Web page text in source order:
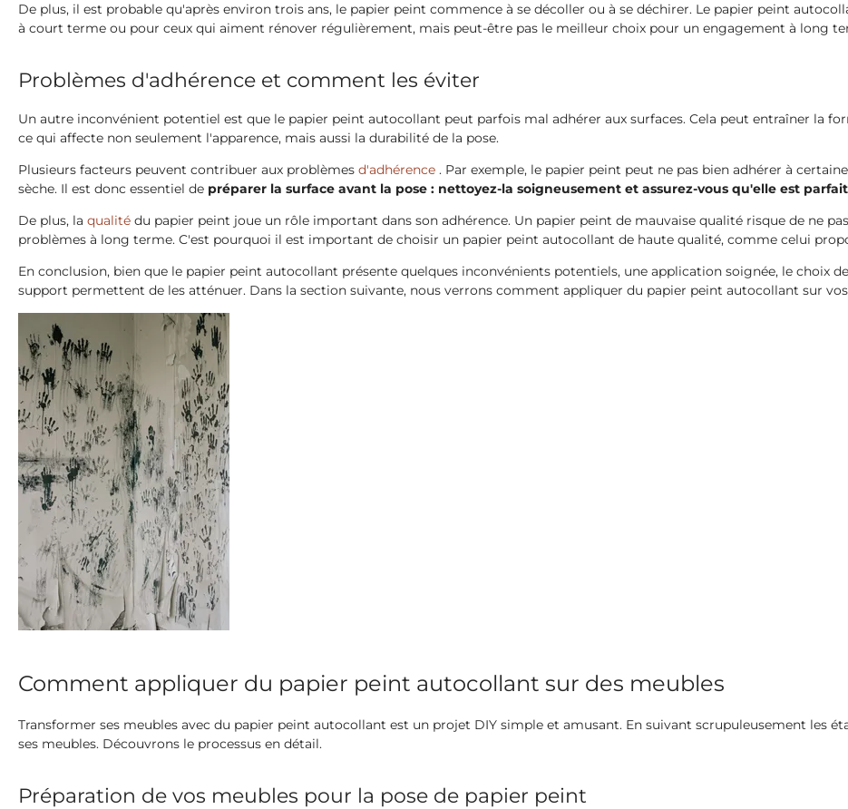
De plus, il est probable qu'après environ trois ans, le papier peint commence à se décoller ou à se déchirer. Le papier peint
à court terme ou pour ceux qui aiment rénover régulièrement, mais peut-être pas le meilleur choix pour un engagement à long
Problèmes d'adhérence et comment les éviter
Un autre inconvénient potentiel est que le papier peint autocollant peut parfois mal adhérer aux surfaces. Cela peut entraîner la
ce qui affecte non seulement l'apparence, mais aussi la durabilité de la pose.
Plusieurs facteurs peuvent contribuer aux problèmes d'adhérence . Par exemple, le papier peint peut ne pas bien adhérer à
sèche. Il est donc essentiel de préparer la surface avant la pose : nettoyez-la soigneusement et assurez-vous qu'elle est
De plus, la qualité du papier peint joue un rôle important dans son adhérence. Un papier peint de mauvaise qualité risque de ne
problèmes à long terme. C'est pourquoi il est important de choisir un papier peint autocollant de haute qualité, comme celui
En conclusion, bien que le papier peint autocollant présente quelques inconvénients potentiels, une application soignée, le choix
support permettent de les atténuer. Dans la section suivante, nous verrons comment appliquer du papier peint autocollant sur
Comment appliquer du papier peint autocollant sur des meubles
Transformer ses meubles avec du papier peint autocollant est un projet DIY simple et amusant. En suivant scrupuleusement les
ses meubles. Découvrons le processus en détail.
Préparation de vos meubles pour la pose de papier peint